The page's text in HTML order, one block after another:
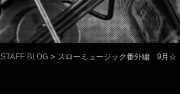
STAFF BLOG > スローミュージック番外編 9月☆